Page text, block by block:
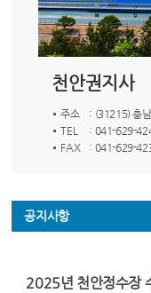
천안권지사
주소
: (31215) 충
TEL
: 041-629-
FAX
: 041-629-
공지사항
2025년 천안정수장